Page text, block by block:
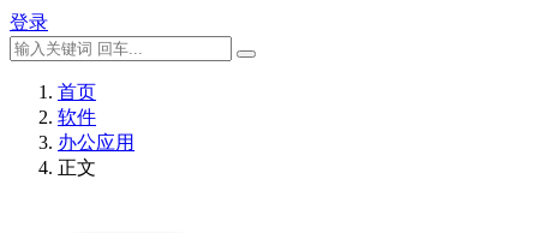
登录
首页
软件
办公应用
正文